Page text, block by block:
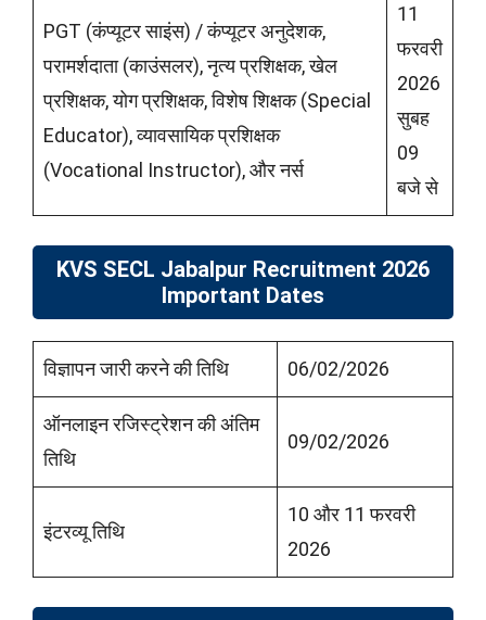
PGT (कंप्यूटर साइंस) / कंप्यूटर अनुदेशक,
परामर्शदाता (काउंसलर), नृत्य प्रशिक्षक, खेल
प्रशिक्षक, योग प्रशिक्षक, विशेष शिक्षक (Special
Educator), व्यावसायिक प्रशिक्षक
(Vocational Instructor), और नर्स
11
फरवरी
2026
सुबह
09
बजे से
KVS SECL Jabalpur Recruitment 2026
Important Dates
विज्ञापन जारी करने की तिथि 06/02/2026
ऑनलाइन रजिस्ट्रेशन की अंतिम
तिथि
09/02/2026
इंटरव्यू तिथि
10 और 11 फरवरी
2026